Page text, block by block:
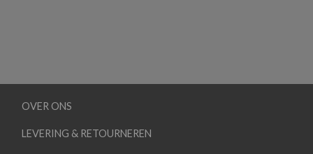
OVER ONS
LEVERING & RETOURNEREN